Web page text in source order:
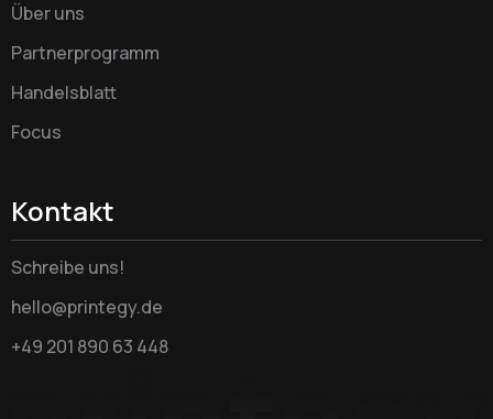
Über uns
Partnerprogramm
Handelsblatt
Focus
Kontakt
Schreibe uns!
hello@printegy.de
+49 201 890 63 448